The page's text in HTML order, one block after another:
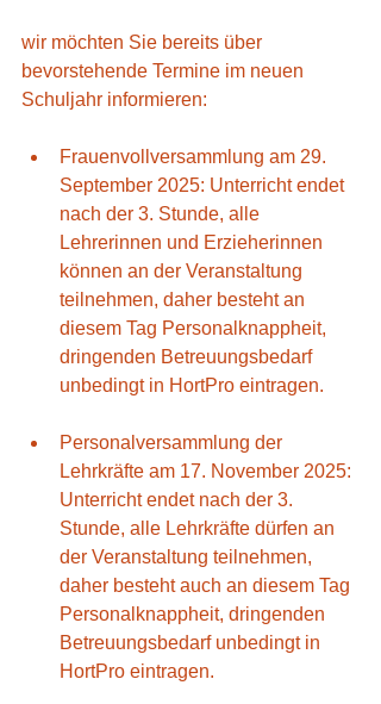
wir möchten Sie bereits über
bevorstehende Termine im neuen
Schuljahr informieren:
Frauenvollversammlung am 29.
September 2025: Unterricht endet
nach der 3. Stunde, alle
Lehrerinnen und Erzieherinnen
können an der Veranstaltung
teilnehmen, daher besteht an
diesem Tag Personalknappheit,
dringenden Betreuungsbedarf
unbedingt in HortPro eintragen.
Personalversammlung der
Lehrkräfte am 17. November 2025:
Unterricht endet nach der 3.
Stunde, alle Lehrkräfte dürfen an
der Veranstaltung teilnehmen,
daher besteht auch an diesem Tag
Personalknappheit, dringenden
Betreuungsbedarf unbedingt in
HortPro eintragen.